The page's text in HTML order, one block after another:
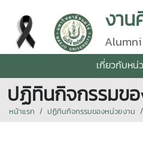
งา
เกี่ยวกับหน่
ปฏิทินกิจกรรมข
หน้าแรก ปฏิทินกิจกรรมของหน่วยงาน